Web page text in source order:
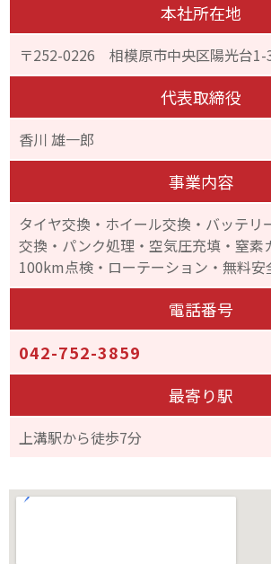
本社所在地
〒252-0226 相模原市中央区陽光台1-
代表取締役
香川 雄一郎
事業内容
タイヤ交換・ホイール交換・バッテリ
交換・パンク処理・空気圧充填・窒素
100km点検・ローテーション・無料安
電話番号
042-752-3859
最寄り駅
上溝駅から徒歩7分